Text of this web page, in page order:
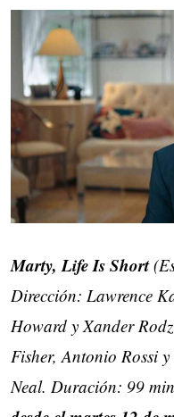
Marty, Life Is Short
Dirección: Lawrence
Howard y Xander
Fisher, Antonio Rossi
Neal. Duración: 99